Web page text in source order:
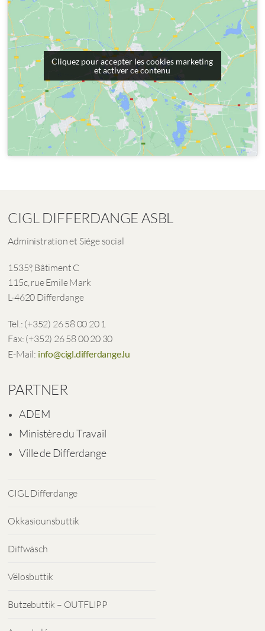
Cliquez pour accepter les cookies marketing
et activer ce contenu
CIGL DIFFERDANGE ASBL
Administration et Siége social
1535°, Bâtiment C
115c, rue Emile Mark
L-4620 Differdange
Tel.: (+352) 26 58 00 20 1
Fax: (+352) 26 58 00 20 30
E-Mail: info@cigl.differdange.lu
PARTNER
ADEM
Ministère du Travail
Ville de Differdange
CIGL Differdange
Okkasiounsbuttik
Diffwäsch
Vëlosbuttik
Butzebuttik – OUTFLIPP